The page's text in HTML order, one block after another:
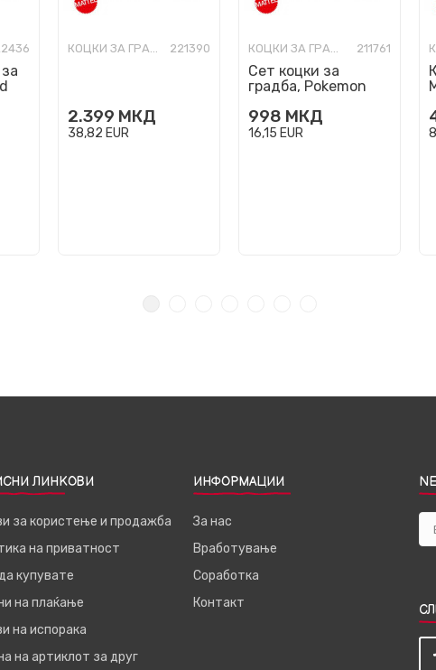
КОЦКИ ЗА ГРАДБА 221390
2.399 МКД
38,82 EUR
КОЦКИ ЗА ГРАДБА 211761
Сет коцки за
градба, Pokemon
Galarian Ponyta
998 МКД
16,15 EUR
ЛИНКОВИ
за користење и продажба
на приватност
купувате
на плаќање
на испорака
на артиклот за друг
ИНФОРМАЦИИ
За нас
Вработување
Соработка
Контакт